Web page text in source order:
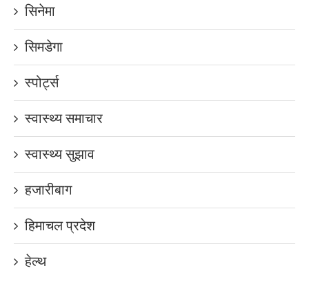
सिनेमा
सिमडेगा
स्पोर्ट्स
स्वास्थ्य समाचार
स्वास्थ्य सुझाव
हजारीबाग
हिमाचल प्रदेश
हेल्थ